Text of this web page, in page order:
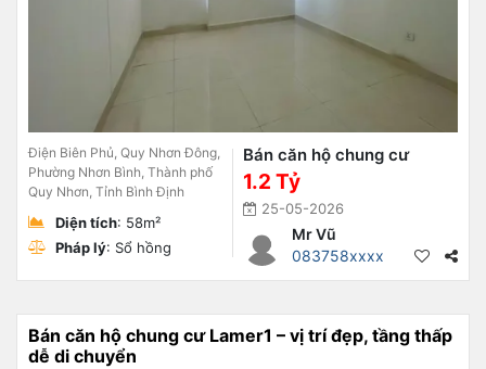
Điện Biên Phủ, Quy Nhơn Đông,
Phường Nhơn Bình, Thành phố
Quy Nhơn, Tỉnh Bình Định
Diện tích: 58m²
Pháp lý: Sổ hồng
Bán căn hộ chung cư
1.2 Tỷ
25-05-2026
Mr Vũ
083758xxxx
Bán căn hộ chung cư Lamer1 – vị trí đẹp, tầng thấp
dễ di chuyển